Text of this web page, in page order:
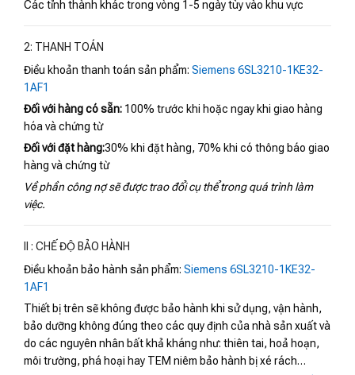
Các tỉnh thành khác trong vòng 1-5 ngày tùy vào khu vực
2: THANH TOÁN
Điều khoản thanh toán sản phẩm: Siemens 6SL3210-1KE32-
1AF1
Đối với hàng có sẵn: 100% trước khi hoặc ngay khi giao hàng
hóa và chứng từ
Đối với đặt hàng:30% khi đặt hàng, 70% khi có thông báo giao
hàng và chứng từ
Về phần công nợ sẽ được trao đổi cụ thể trong quá trình làm
việc.
II : CHẾ ĐỘ BẢO HÀNH
Điều khoản bảo hành sản phẩm: Siemens 6SL3210-1KE32-
1AF1
Thiết bị trên sẽ không được bảo hành khi sử dụng, vận hành,
bảo dưỡng không đúng theo các quy định của nhà sản xuất và
do các nguyên nhân bất khả kháng như: thiên tai, hoả hoạn,
môi trường, phá hoại hay TEM niêm bảo hành bị xé rách…